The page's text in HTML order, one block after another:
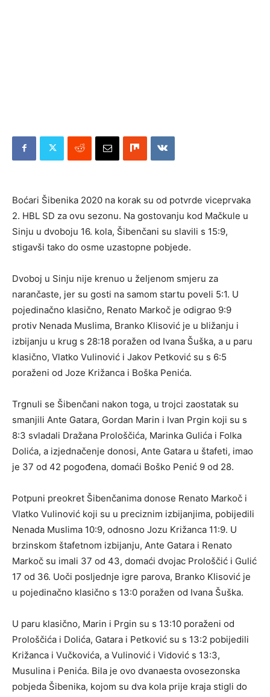
Boćari Šibenika 2020 na korak su od potvrde viceprvaka
2. HBL SD za ovu sezonu. Na gostovanju kod Mačkule u
Sinju u dvoboju 16. kola, Šibenčani su slavili s 15:9,
stigavši tako do osme uzastopne pobjede.
Dvoboj u Sinju nije krenuo u željenom smjeru za
narančaste, jer su gosti na samom startu poveli 5:1. U
pojedinačno klasično, Renato Markoč je odigrao 9:9
protiv Nenada Muslima, Branko Klisović je u bližanju i
izbijanju u krug s 28:18 poražen od Ivana Šuška, a u paru
klasično, Vlatko Vulinović i Jakov Petković su s 6:5
poraženi od Joze Križanca i Boška Penića.
Trgnuli se Šibenčani nakon toga, u trojci zaostatak su
smanjili Ante Gatara, Gordan Marin i Ivan Prgin koji su s
8:3 svladali Dražana Prološčića, Marinka Gulića i Folka
Dolića, a izjednačenje donosi, Ante Gatara u štafeti, imao
je 37 od 42 pogođena, domaći Boško Penić 9 od 28.
Potpuni preokret Šibenčanima donose Renato Markoč i
Vlatko Vulinović koji su u preciznim izbijanjima, pobijedili
Nenada Muslima 10:9, odnosno Jozu Križanca 11:9. U
brzinskom štafetnom izbijanju, Ante Gatara i Renato
Markoč su imali 37 od 43, domaći dvojac Prološčić i Gulić
17 od 36. Uoči posljednje igre parova, Branko Klisović je
u pojedinačno klasično s 13:0 poražen od Ivana Šuška.
U paru klasično, Marin i Prgin su s 13:10 poraženi od
Prološčića i Dolića, Gatara i Petković su s 13:2 pobijedili
Križanca i Vučkovića, a Vulinović i Vidović s 13:3,
Musulina i Penića. Bila je ovo dvanaesta ovosezonska
pobjeda Šibenika, kojom su dva kola prije kraja stigli do